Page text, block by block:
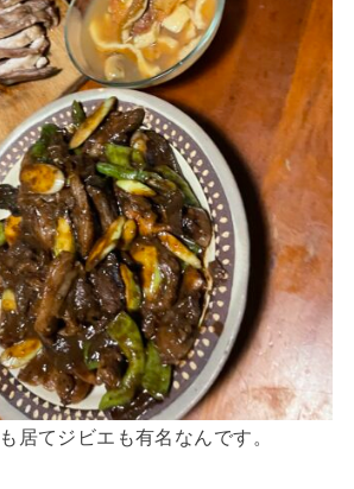
居てジビエも有名なんです。